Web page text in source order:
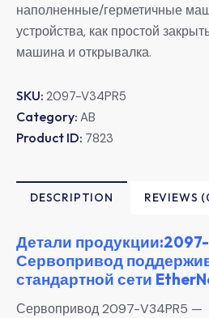
наполненные/герметичные
устройства, как простой
машина и открывалка.
SKU: 2097-V34PR5
Category: AB
Product ID: 7823
DESCRIPTION REVIEWS
Детали
Сервопривод
стандартной сети
Сервопривод 2097-V34PR5 —